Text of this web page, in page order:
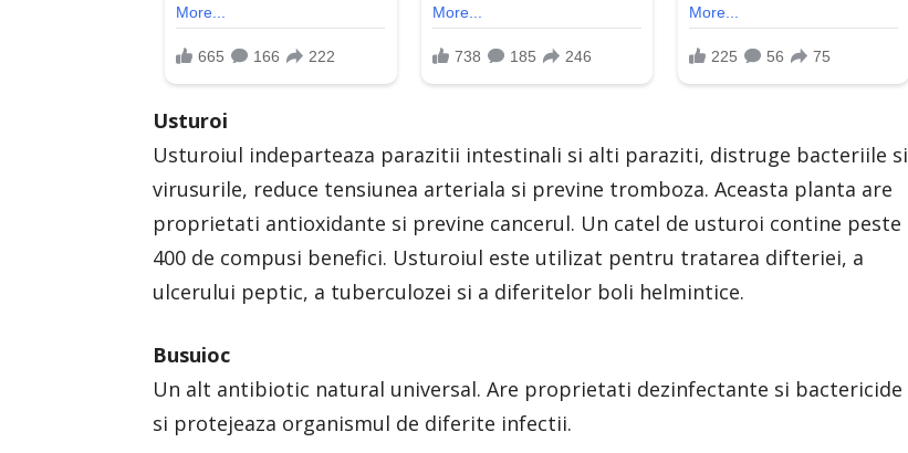
Usturoi
Usturoiul indeparteaza parazitii intestinali si alti paraziti, distruge bacteriile si
virusurile, reduce tensiunea arteriala si previne tromboza. Aceasta planta are
proprietati antioxidante si previne cancerul. Un catel de usturoi contine peste
400 de compusi benefici. Usturoiul este utilizat pentru tratarea difteriei, a
ulcerului peptic, a tuberculozei si a diferitelor boli helmintice.
Busuioc
Un alt antibiotic natural universal. Are proprietati dezinfectante si bactericide
si protejeaza organismul de diferite infectii.